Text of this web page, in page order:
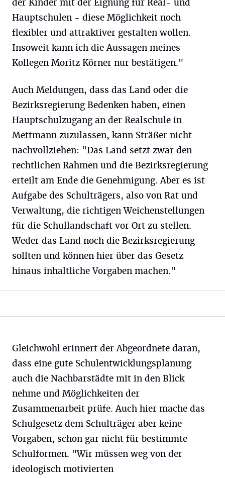
der Kinder mit der Eignung für Real- und
Hauptschulen - diese Möglichkeit noch
flexibler und attraktiver gestalten wollen.
Insoweit kann ich die Aussagen meines
Kollegen Moritz Körner nur bestätigen."
Auch Meldungen, dass das Land oder die
Bezirksregierung Bedenken haben, einen
Hauptschulzugang an der Realschule in
Mettmann zuzulassen, kann Sträßer nicht
nachvollziehen: "Das Land setzt zwar den
rechtlichen Rahmen und die Bezirksregierung
erteilt am Ende die Genehmigung. Aber es ist
Aufgabe des Schulträgers, also von Rat und
Verwaltung, die richtigen Weichenstellungen
für die Schullandschaft vor Ort zu stellen.
Weder das Land noch die Bezirksregierung
sollten und können hier über das Gesetz
hinaus inhaltliche Vorgaben machen."
Gleichwohl erinnert der Abgeordnete daran,
dass eine gute Schulentwicklungsplanung
auch die Nachbarstädte mit in den Blick
nehme und Möglichkeiten der
Zusammenarbeit prüfe. Auch hier mache das
Schulgesetz dem Schulträger aber keine
Vorgaben, schon gar nicht für bestimmte
Schulformen. "Wir müssen weg von der
ideologisch motivierten